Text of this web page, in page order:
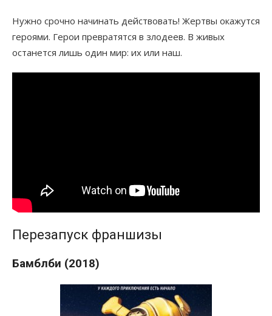
Нужно срочно начинать действовать! Жертвы окажутся
героями. Герои превратятся в злодеев. В живых
останется лишь один мир: их или наш.
Перезапуск франшизы
Бамблби (2018)